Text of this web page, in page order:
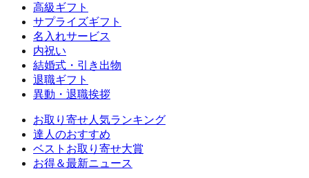
高級ギフト
サプライズギフト
名入れサービス
内祝い
結婚式・引き出物
退職ギフト
異動・退職挨拶
お取り寄せ人気ランキング
達人のおすすめ
ベストお取り寄せ大賞
お得＆最新ニュース